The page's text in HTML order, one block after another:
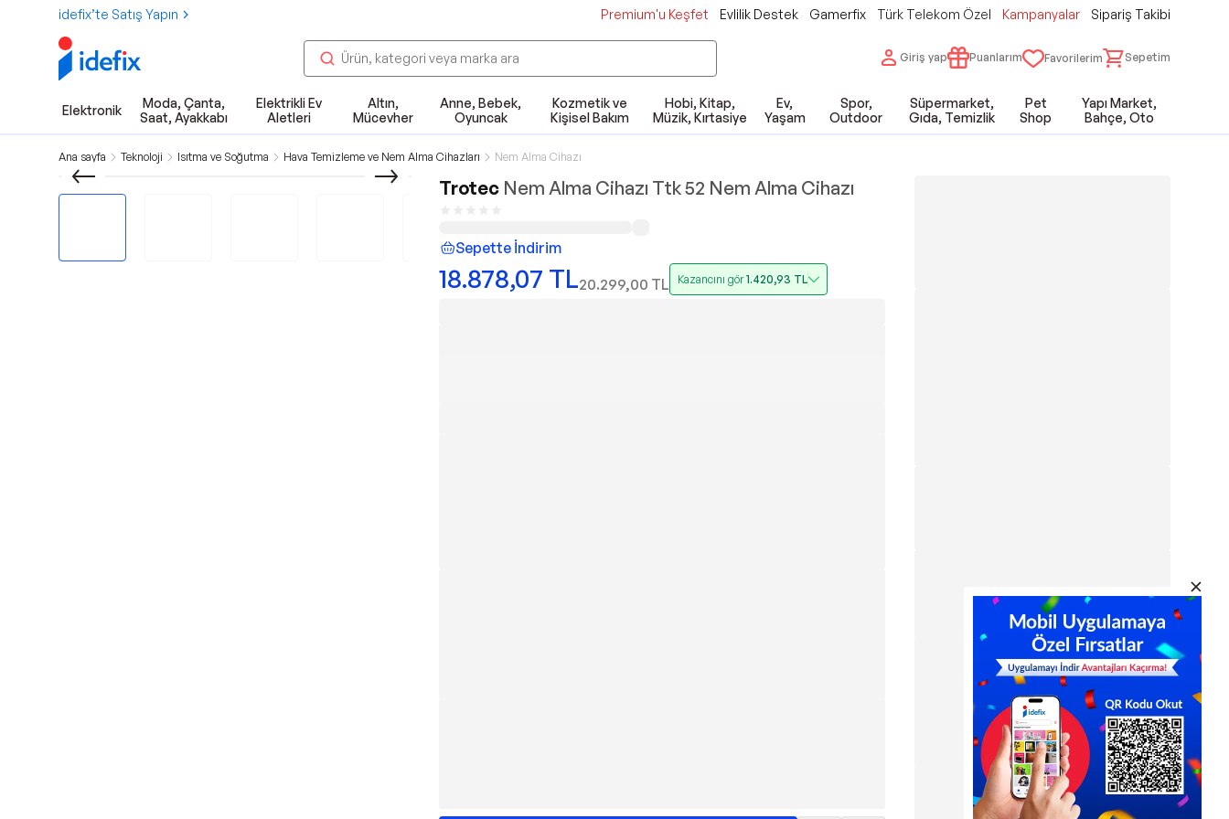
idefix’te Satış Yapın Premium'u Keşfet Evlilik Destek Gamerfix Türk Telekom Özel Kampanyalar Sipariş Takibi
Giriş yap Puanlarım Favorilerim Sepetim
Elektronik
Moda, Çanta,
Saat, Ayakkabı
Elektrikli Ev
Aletleri
Altın,
Mücevher
Anne, Bebek,
Oyuncak
Kozmetik ve
Kişisel Bakım
Hobi, Kitap,
Müzik, Kırtasiye
Ev,
Yaşam
Spor,
Outdoor
Süpermarket,
Gıda, Temizlik
Pet
Shop
Yapı Market,
Bahçe, Oto
Ana sayfa Teknoloji Isıtma ve Soğutma Hava Temizleme ve Nem Alma Cihazları Nem Alma Cihazı
Trotec Nem Alma Cihazı Ttk 52 Nem Alma Cihazı
Sepette İndirim
18.878,07 TL20.299,00 TL Kazancını gör1.420,93 TL